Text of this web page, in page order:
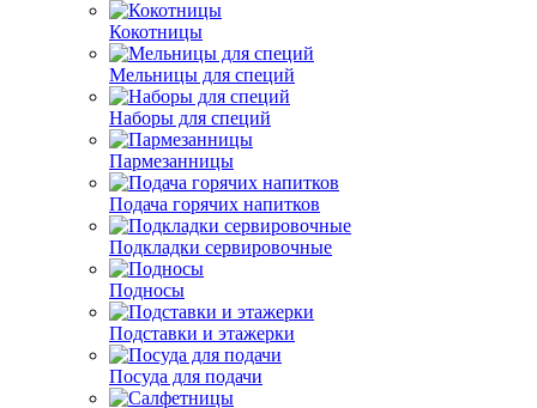
Кокотницы
Мельницы для специй
Наборы для специй
Пармезанницы
Подача горячих напитков
Подкладки сервировочные
Подносы
Подставки и этажерки
Посуда для подачи